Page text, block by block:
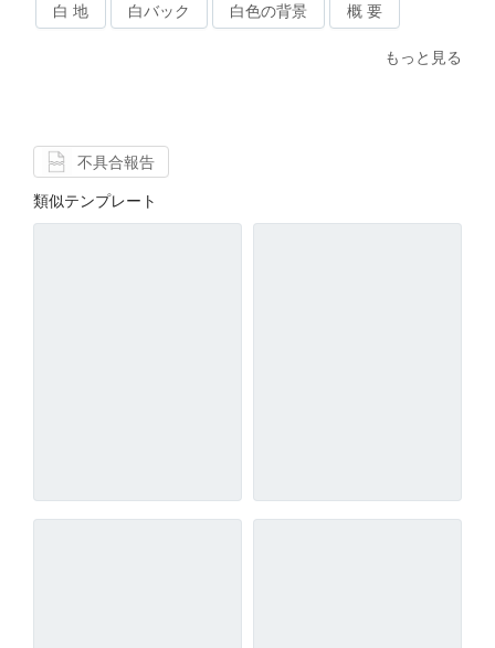
白 地 白バック 白色の背景 概 要
もっと見る
不具合報告
類似テンプレート